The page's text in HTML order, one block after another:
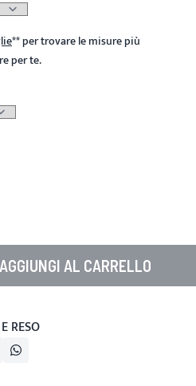
**per trovare le misure più
per te.
AGGIUNGI AL CARRELLO
RESO